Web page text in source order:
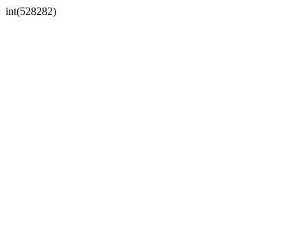
int(528282)